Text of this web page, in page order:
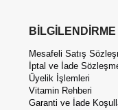
BİLGİLENDİRME
Mesafeli Satış
İptal ve İade
Üyelik İşlemleri
Vitamin Rehberi
Garanti ve İade